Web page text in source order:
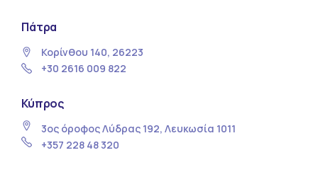
Πάτρα
Κορίνθου 140, 26223
+30 2616 009 822
Κύπρος
3ος όροφος Λύδρας 192, Λευκωσία 1011
+357 228 48 320